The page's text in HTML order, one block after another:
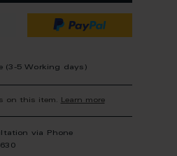
(3-5 Working days)
on this item. Learn more
via Phone